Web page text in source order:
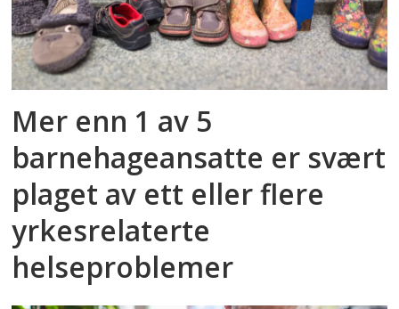
Mer enn 1 av 5
barnehageansatte er svært
plaget av ett eller flere
yrkesrelaterte
helseproblemer